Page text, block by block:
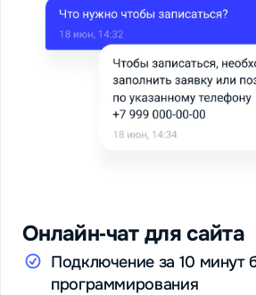
Онлайн‑чат для сайта
Подключение за 10 минут
программирования